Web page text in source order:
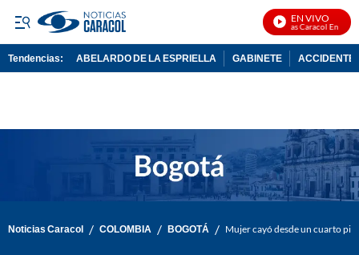
EN VIVO
Noticias Caracol En Vivo
Tendencias: ABELARDO DE LA ESPRIELLA GABINETE ACCIDENTE
Noticias Caracol / COLOMBIA / BOGOTÁ / Mujer cayó desde un cuarto